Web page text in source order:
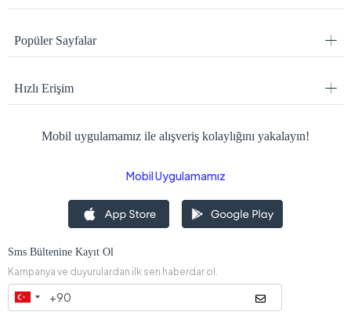
Popüler Sayfalar
Hızlı Erişim
Mobil uygulamamız ile alışveriş kolaylığını yakalayın!
Mobil Uygulamamız
Sms Bültenine Kayıt Ol
Kampanya ve duyurulardan ilk sen haberdar ol.